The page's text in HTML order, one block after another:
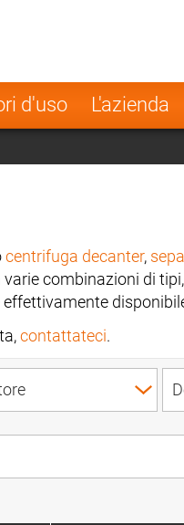
d'uso L'azienda
Norway
centrifuga decanter,
combinazioni di
contattateci.